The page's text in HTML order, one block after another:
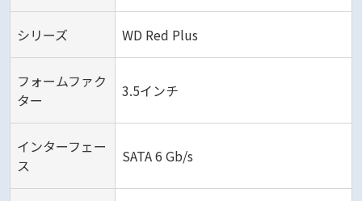
シリーズ WD Red Plus
フォームファク
ター
3.5インチ
インターフェー
ス
SATA 6 Gb/s